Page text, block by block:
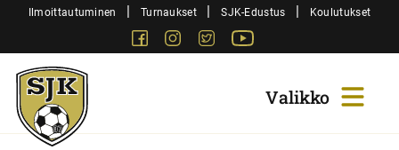
SiirryIlmoittautuminen | Turnaukset | SJK-Edustus | Koulutukset
FacebookInstagram
Twitter
Sjk-
Juniorit